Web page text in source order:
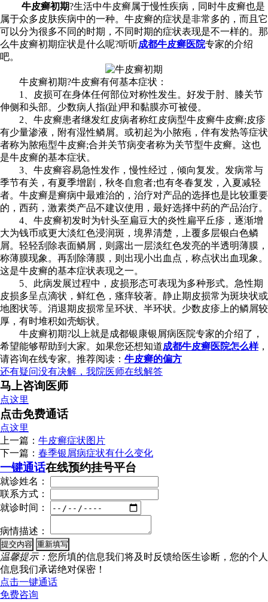
牛皮癣初期?生活中牛皮癣属于慢性疾病，同时牛皮癣也是
属于众多皮肤疾病中的一种。牛皮癣的症状是非常多的，而且它
可以分为很多不同的时期，不同时期的症状表现是不一样的。那
么牛皮癣初期症状是什么呢?听听成都牛皮癣医院专家的介绍
吧。
牛皮癣初期?牛皮癣有何基本症状：
1、皮损可在身体任何部位对称性发生。好发于肘、膝关节
伸侧和头部。少数病人指(趾)甲和黏膜亦可被侵。
2、牛皮癣患者继发红皮病者称红皮病型牛皮癣牛皮癣;皮疹
有少量渗液，附有湿性鳞屑。或初起为小脓疱，伴有发热等症状
者称为脓疱型牛皮癣;合并关节病变者称为关节型牛皮癣。这也
是牛皮癣的基本症状。
3、牛皮癣容易急性发作，慢性经过，倾向复发。发病常与
季节有关，有夏季增剧，秋冬自愈者;也有冬春复发，入夏减轻
者。牛皮癣是癣病中最难治的，治疗对产品的选择也是比较重要
的，西药，激素类产品不建议使用，最好选择中药的产品治疗。
4、牛皮癣初发时为针头至扁豆大的炎性扁平丘疹，逐渐增
大为钱币或更大淡红色浸润斑，境界清楚，上覆多层银白色鳞
屑。轻轻刮除表面鳞屑，则露出一层淡红色发亮的半透明薄膜，
称薄膜现象。再刮除薄膜，则出现小出血点，称点状出血现象。
这是牛皮癣的基本症状表现之一。
5、此病发展过程中，皮损形态可表现为多种形式。急性期
皮损多呈点滴状，鲜红色，瘙痒较著。静止期皮损常为斑块状或
地图状等。消退期皮损常呈环状、半环状。少数皮疹上的鳞屑较
厚，有时堆积如壳蛎状。
牛皮癣初期?以上就是成都银康银屑病医院专家的介绍了，
希望能够帮助到大家。如果您还想知道成都牛皮癣医院怎么样，
请咨询在线专家。推荐阅读： 牛皮癣的偏方
还有疑问没有决解，我院医师在线解答
马上咨询医师
点这里
点击免费通话
点这里
上一篇： 牛皮癣症状图片
下一篇： 春季银屑病症状有什么变化
一键通话在线预约挂号平台
就诊姓名：
联系方式：
就诊时间：
病情描述：
温馨提示： 您所填的信息我们将及时反馈给医生诊断，您的个人
信息我们承诺绝对保密！
点击一键通话
免费咨询